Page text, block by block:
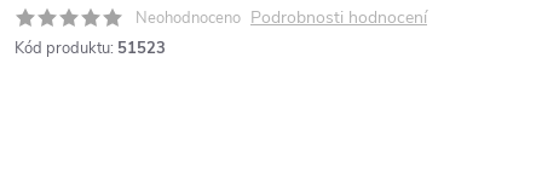
Neohodnoceno Podrobnosti hodnocení
Kód produktu: 51523